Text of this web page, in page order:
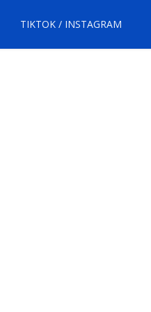
TIKTOK / INSTAGRAM